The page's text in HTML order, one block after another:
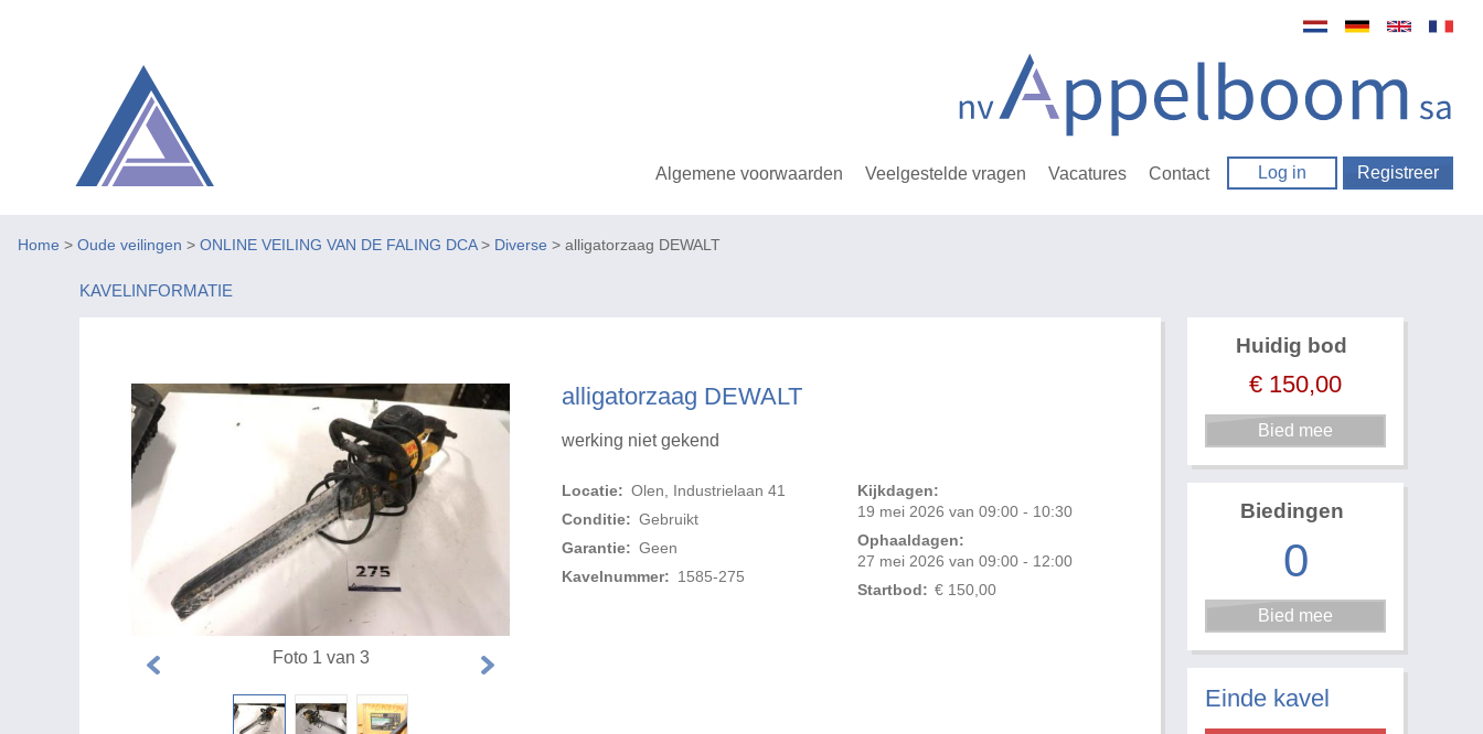
Algemene voorwaarden Veelgestelde vragen Vacatures Contact Log in Registreer
Home > Oude veilingen > ONLINE VEILING VAN DE FALING DCA> Diverse > alligatorzaag DEWALT
KAVELINFORMATIE
alligatorzaag DEWALT
werking niet gekend
Locatie: Olen, Industrielaan 41
Conditie: Gebruikt
Garantie: Geen
Kavelnummer: 1585-275
Kijkdagen:
19 mei 2026 van 09:00 - 10:30
Ophaaldagen:
27 mei 2026 van 09:00 - 12:00
Startbod: € 150,00
Foto 1 van 3
Huidig bod
€ 150,00
Biedingen
0
Einde kavel